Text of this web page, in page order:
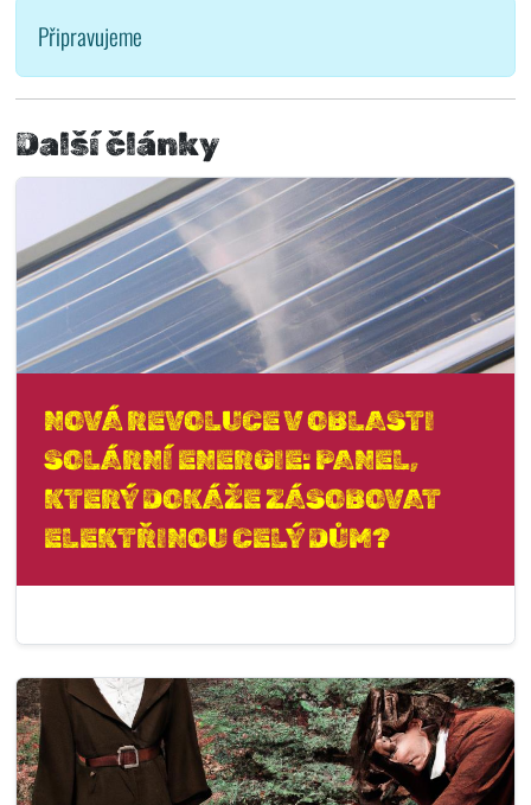
Připravujeme
Další články
NOVÁ REVOLUCE V OBLASTI
SOLÁRNÍ ENERGIE: PANEL,
KTERÝ DOKÁŽE ZÁSOBOVAT
ELEKTŘINOU CELÝ DŮM?